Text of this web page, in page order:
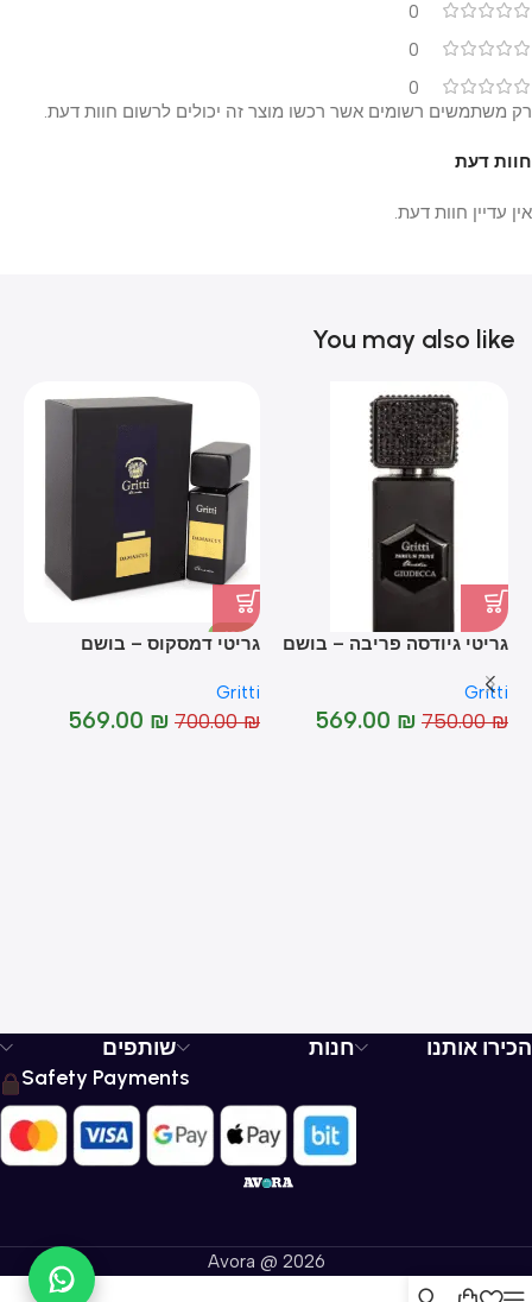
0
0
0
חוות דעת
אין עדיין חוות דעת.
רק משתמשים רשומים אשר רכשו מוצר זה יכולים לרשום חוות דעת.
You may also like
-24%
גריטי גיודסה פריבה – בושם
Giudecca Prive
Gritti
750.00₪
569.00 ₪
-19%
גריטי דמסקוס – בושם
Damascus
Gritti
700.00₪
569.00 ₪
הכירו אותנו חנות
שותפים
Safety Payments
Avora @ 2026